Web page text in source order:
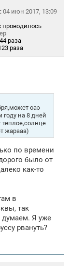
04 июн 2017, 13:09
проводилось
раза
раза
оаэ
году на 8 дней
жарааа)
по времени
было от
как-то
в
так
думаем. Я уже
рвануть?